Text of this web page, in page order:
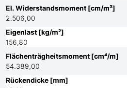
El. Widerstandsmoment [cm/m³]
2.506,00
Eigenlast [kg/m²]
156,80
Flächenträgheitsmoment [cm⁴/m]
54.389,00
Rückendicke [mm]